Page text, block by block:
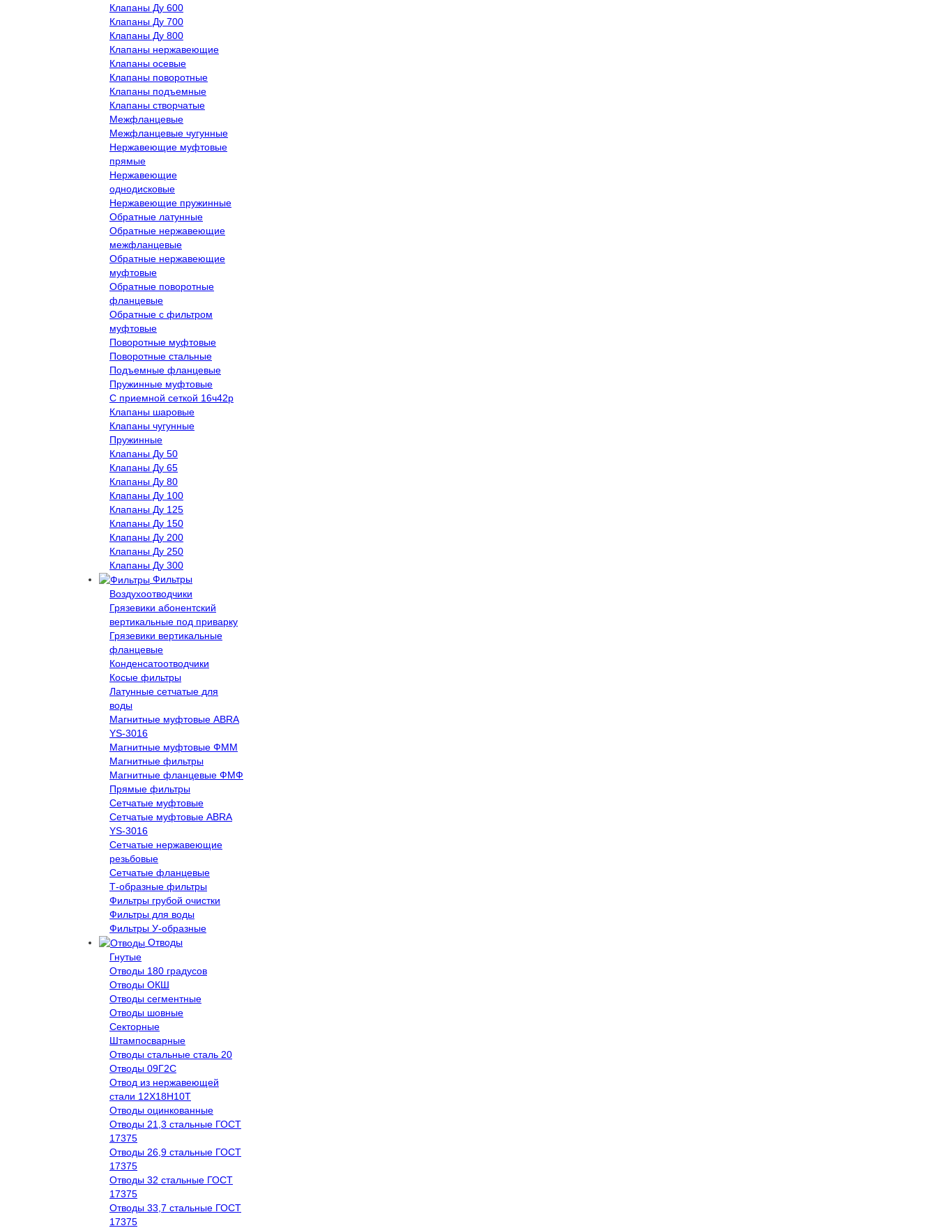
Клапаны Ду 600
Клапаны Ду 700
Клапаны Ду 800
Клапаны нержавеющие
Клапаны осевые
Клапаны поворотные
Клапаны подъемные
Клапаны створчатые
Межфланцевые
Межфланцевые чугунные
Нержавеющие муфтовые
прямые
Нержавеющие
однодисковые
Нержавеющие пружинные
Обратные латунные
Обратные нержавеющие
межфланцевые
Обратные нержавеющие
муфтовые
Обратные поворотные
фланцевые
Обратные с фильтром
муфтовые
Поворотные муфтовые
Поворотные стальные
Подъемные фланцевые
Пружинные муфтовые
С приемной сеткой 16ч42р
Клапаны шаровые
Клапаны чугунные
Пружинные
Клапаны Ду 50
Клапаны Ду 65
Клапаны Ду 80
Клапаны Ду 100
Клапаны Ду 125
Клапаны Ду 150
Клапаны Ду 200
Клапаны Ду 250
Клапаны Ду 300
Фильтры
Воздухоотводчики
Грязевики абонентский
вертикальные под приварку
Грязевики вертикальные
фланцевые
Конденсатоотводчики
Косые фильтры
Латунные сетчатые для
воды
Магнитные муфтовые ABRA
YS-3016
Магнитные муфтовые ФММ
Магнитные фильтры
Магнитные фланцевые ФМФ
Прямые фильтры
Сетчатые муфтовые
Сетчатые муфтовые ABRA
YS-3016
Сетчатые нержавеющие
резьбовые
Сетчатые фланцевые
Т-образные фильтры
Фильтры грубой очистки
Фильтры для воды
Фильтры У-образные
Отводы
Гнутые
Отводы 180 градусов
Отводы ОКШ
Отводы сегментные
Отводы шовные
Секторные
Штампосварные
Отводы стальные сталь 20
Отводы 09Г2С
Отвод из нержавеющей
стали 12Х18Н10Т
Отводы оцинкованные
Отводы 21,3 стальные ГОСТ
17375
Отводы 26,9 стальные ГОСТ
17375
Отводы 32 стальные ГОСТ
17375
Отводы 33,7 стальные ГОСТ
17375